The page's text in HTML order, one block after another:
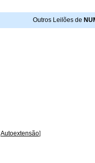
Outros Leilões de
Autoextensão]